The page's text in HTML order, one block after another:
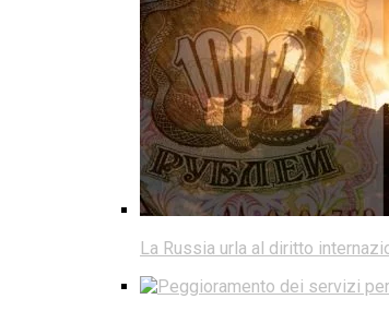
La Russia urla al diritto